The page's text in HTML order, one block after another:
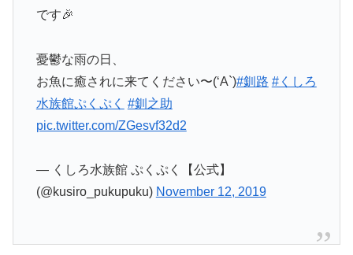
です🎉
憂鬱な雨の日、
お魚に癒されに来てください〜(‘A`)#釧路 #くしろ
水族館ぷくぷく #釧之助
pic.twitter.com/ZGesvf32d2
— くしろ水族館 ぷくぷく【公式】
(@kusiro_pukupuku) November 12, 2019